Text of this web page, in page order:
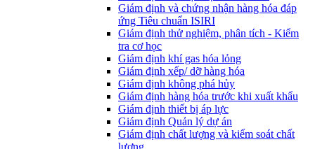
Giám định và chứng nhận hàng hóa đáp
ứng Tiêu chuẩn ISIRI
Giám định thử nghiệm, phân tích - Kiểm
tra cơ học
Giám định khí gas hóa lỏng
Giám định xếp/ dỡ hàng hóa
Giám định không phá hủy
Giám định hàng hóa trước khi xuất khẩu
Giám định thiết bị áp lực
Giám định Quản lý dự án
Giám định chất lượng và kiểm soát chất